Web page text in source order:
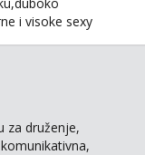
i visoke sexy
za druženje,